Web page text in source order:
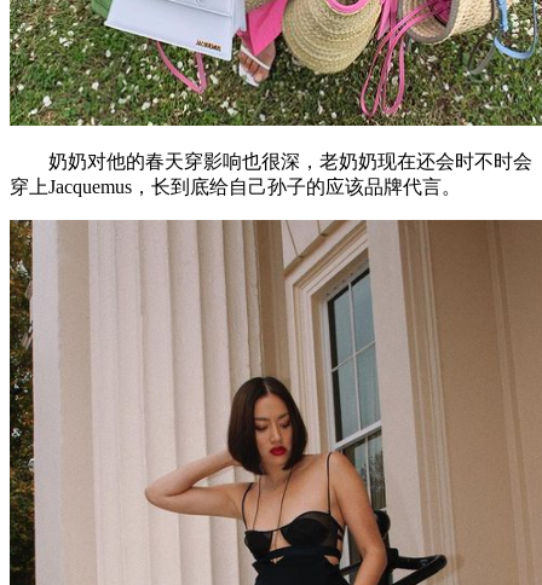
奶奶对他的春天穿影响也很深，老奶奶现在还会时不时会
穿上Jacquemus，长到底给自己孙子的应该品牌代言。